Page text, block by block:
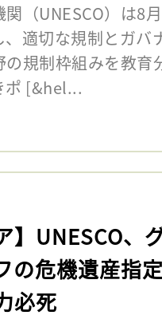
（UNESCO）は8
適切な規制とガ
の規制枠組みを教
ポ [&hel...
】UNESCO、
の危機遺産指
必死